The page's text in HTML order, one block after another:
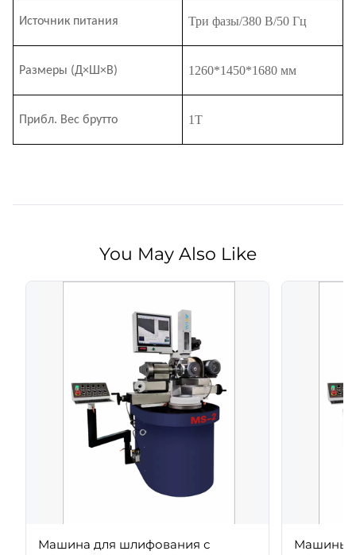
Источник питания Три фазы/380 В/50 Гц
Размеры (Д×Ш×В) 1260*1450*1680 мм
Прибл. Вес брутто 1Т
You May Also Like
Машина для шлифования с
Машины